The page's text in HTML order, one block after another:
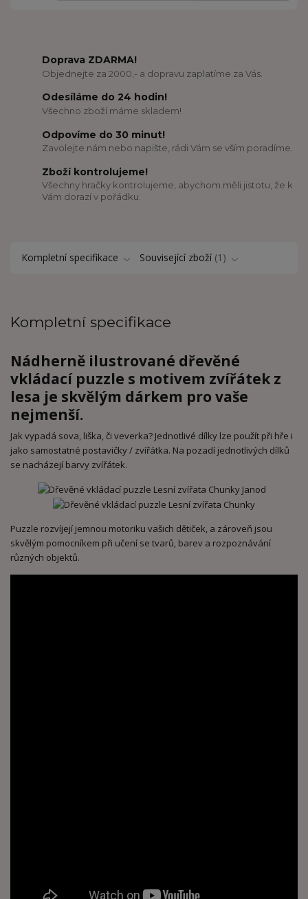
Doprava ZDARMA!
Objednejte za 2000,- a dopravu zaplatíme za Vás.
Odesíláme do 24 hodin!
Všechno zboží máme skladem!
Odpovíme do 30 minut!
Zavolejte nám nebo napište, rádi Vám se vším poradíme.
Zboží kontrolujeme!
Všechny hračky kontrolujeme, abychom měli jistotu, že k
Vám dorazí v pořádku.
Kompletní specifikace Související zboží 1
Kompletní specifikace
Nádherně ilustrované dřevěné
vkládací puzzle s motivem zvířátek z
lesa je skvělým dárkem pro vaše
nejmenší.
Jak vypadá sova, liška, či veverka? Jednotlivé dílky lze použít při hře i
jako samostatné postavičky / zvířátka. Na pozadí jednotlivých dílků
se nacházejí barvy zvířátek.
Puzzle rozvíjejí jemnou motoriku vašich dětiček, a zároveň jsou
skvělým pomocníkem při učení se tvarů, barev a rozpoznávání
různých objektů.